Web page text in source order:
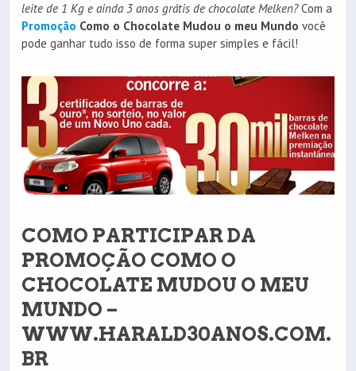
leite de 1 Kg e ainda 3 anos grátis de chocolate Melken?Com a
Promoção Como o Chocolate Mudou o meu Mundo você
pode ganhar tudo isso de forma super simples e fácil!
COMO PARTICIPAR DA
PROMOÇÃO COMO O
CHOCOLATE MUDOU O MEU
MUNDO –
WWW.HARALD30ANOS.COM.
BR